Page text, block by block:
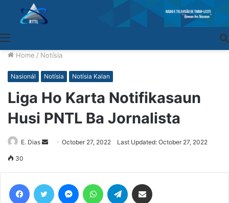
Home / Notísia
Nasionál Notísia Notísia Kalan
Liga Ho Karta Notifikasaun
Husi PNTL Ba Jornalista
E. Dias
SendOctober 27, 2022 Last Updated: October 27, 2022
30